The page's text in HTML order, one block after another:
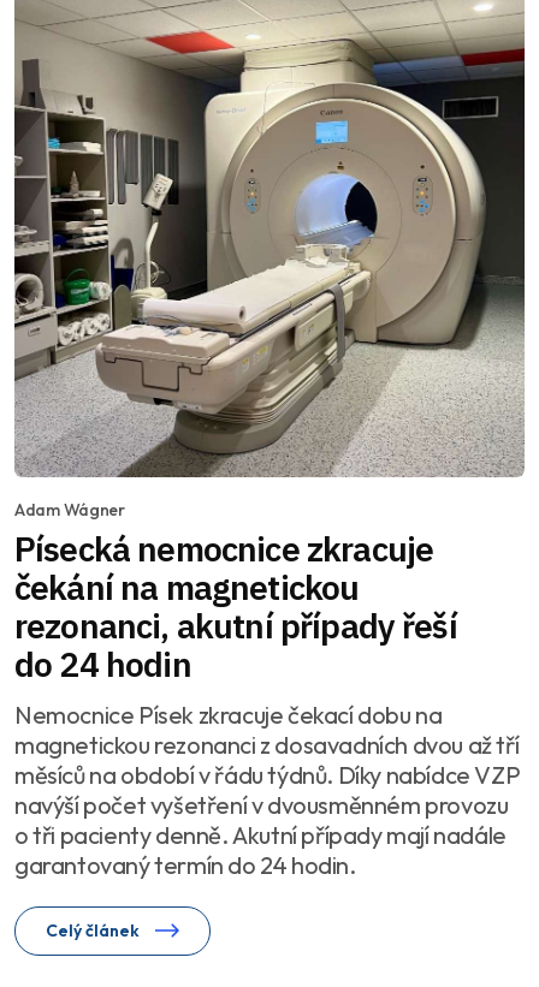
Adam Wágner
Písecká nemocnice zkracuje
čekání na magnetickou
rezonanci, akutní případy řeší
do 24 hodin
Nemocnice Písek zkracuje čekací dobu na
magnetickou rezonanci z dosavadních dvou až tří
měsíců na období v řádu týdnů. Díky nabídce VZP
navýší počet vyšetření v dvousměnném provozu
o tři pacienty denně. Akutní případy mají nadále
garantovaný termín do 24 hodin.
Celý článek